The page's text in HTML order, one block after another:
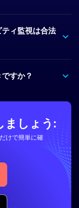
ィ監視は合法
すか？
ましょう:
けで簡単に確